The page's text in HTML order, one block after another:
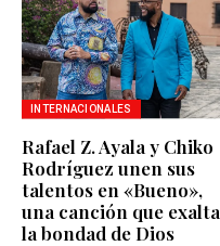
INTERNACIONALES
Rafael Z. Ayala y Chiko
Rodríguez unen sus
talentos en «Bueno»,
una canción que exalta
la bondad de Dios